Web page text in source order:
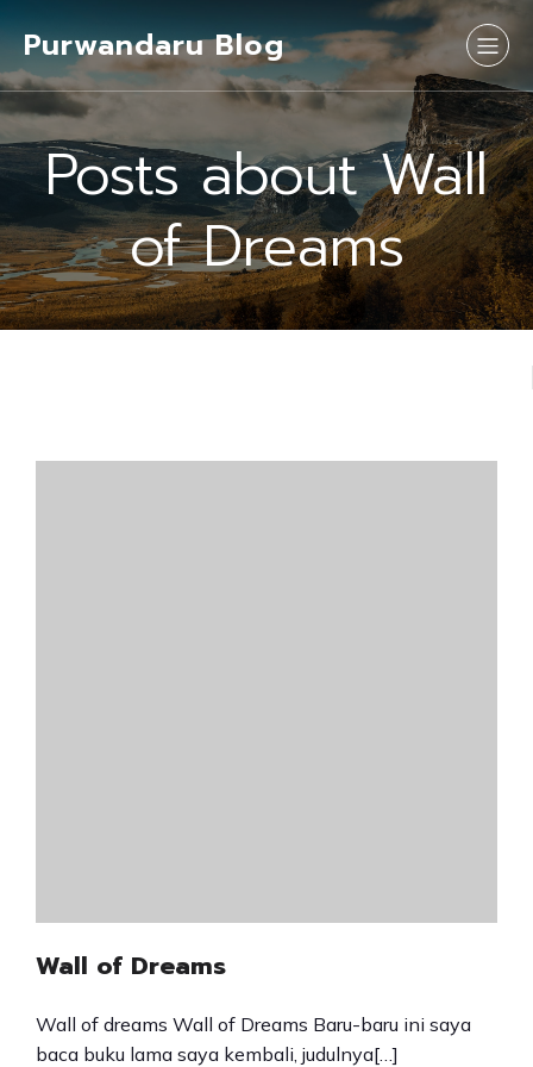
Purwandaru Blog
Posts about Wall
of Dreams
Wall of Dreams
Wall of dreams Wall of Dreams Baru-baru ini saya
baca buku lama saya kembali, judulnya[…]